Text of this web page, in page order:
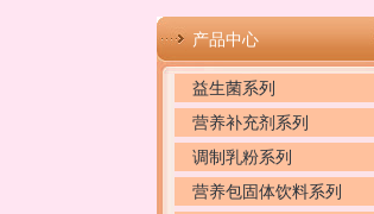
产品中心
益生菌系列
营养补充剂系列
调制乳粉系列
营养包固体饮料系列